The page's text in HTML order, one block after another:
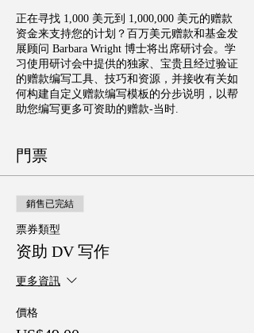
正在寻找 1,000 美元到 1,000,000 美元的赠款
资金来支持您的计划？百万美元赠款和基金发
展顾问 Barbara Wright 博士将出席研讨会。学
习使用研讨会中提供的独家、宝贵且经过验证
的赠款编写工具、技巧和资源，并接收有关如
何构建自定义赠款编写模板的分步说明，以帮
助您编写更多可资助的赠款-当时.
門票
銷售已完結
票券類型
资助 DV 写作
更多資訊
價格